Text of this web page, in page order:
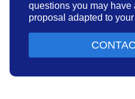
questions you may have
proposal adapted to